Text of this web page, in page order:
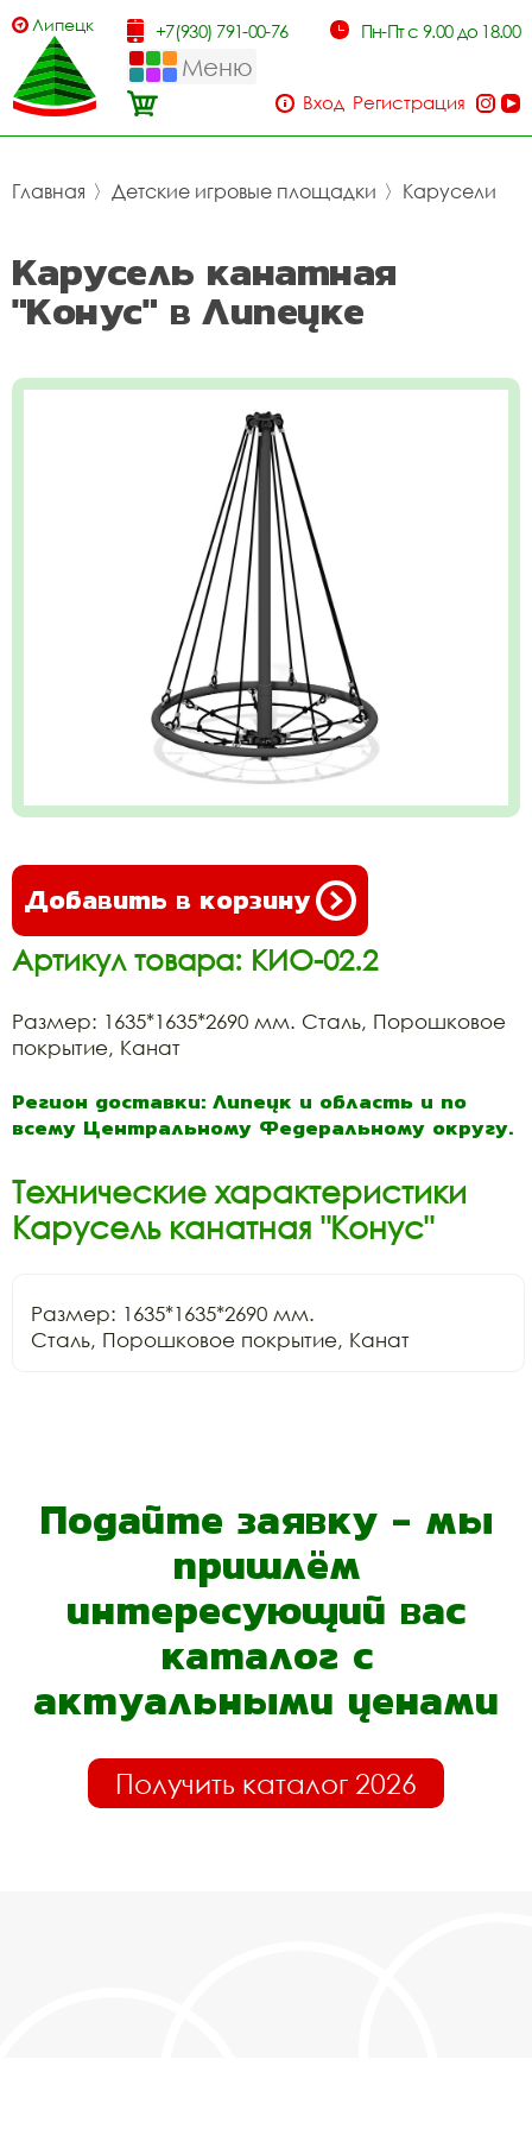
Липецк +7(930) 791-00-76 Пн-Пт с 9.00 до 18.00
Меню
Вход Регистрация
Главная 〉 Детские игровые площадки 〉 Карусели
Карусель канатная
"Конус" в Липецке
Добавить в корзину
Артикул товара: КИО-02.2
Размер: 1635*1635*2690 мм. Сталь, Порошковое
покрытие, Канат
Регион доставки: Липецк и область и по
всему Центральному Федеральному округу.
Технические характеристики
Карусель канатная "Конус"
Размер: 1635*1635*2690 мм.
Сталь, Порошковое покрытие, Канат
Подайте заявку - мы
пришлём
интересующий вас
каталог с
актуальными ценами
Получить каталог 2026